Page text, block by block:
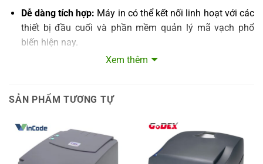
Dễ dàng tích hợp: Máy in có thể kết nối linh hoạt với các
thiết bị đầu cuối và phần mềm quản lý mã vạch phổ
biến hiện nay.
Máy in tem nhãn này được sử dụng rộng rãi trong các lĩnh
Ngành Logistics và giao nhận:
In tem vận chuyển, nhãn
dán kiện hàng giúp truy xuất thông tin nhanh và chính
Xem thêm
SẢN PHẨM TƯƠNG TỰ